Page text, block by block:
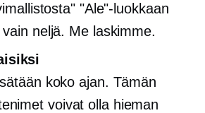
"Ale"-luokkaan
neljä. Me laskimme.
koko ajan. Tämän
voivat olla hieman